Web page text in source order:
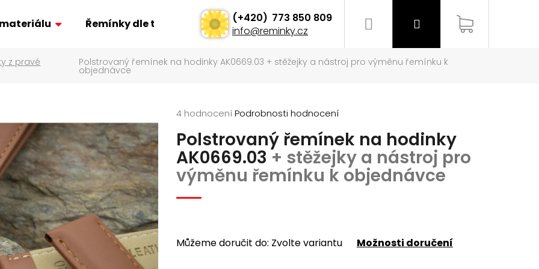
Řemínky dle typu Ostatní
info@reminky.cz
773 850 809 PřihlášeníNákupní
z pravé Polstrovaný řemínek na hodinky AK0669.03 + stěžejky a nástroj pro výměnu řemínku k
objednávce
Průměrné
produktu
je
5,0
z
5
hvězdiček.
4 hodnoceníPodrobnosti hodnocení
Polstrovaný řemínek na hodinky
AK0669.03+ stěžejky a nástroj pro
výměnu řemínku k objednávce
Můžeme doručit do: Zvolte variantu Možnosti doručení
Co potřebujete najít?
Hledat
Doporučujeme
Z PRAVÉ KŮŽE AK0701.01
Kč
POLSTROVANÝ ŘEMÍNEK NA HODINKY